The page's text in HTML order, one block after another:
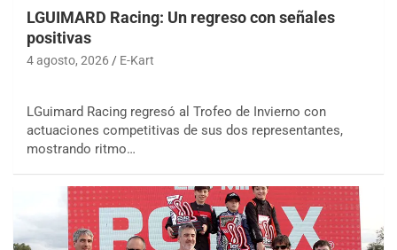
LGUIMARD Racing: Un regreso con señales
positivas
4 agosto, 2026 E-Kart
LGuimard Racing regresó al Trofeo de Invierno con
actuaciones competitivas de sus dos representantes,
mostrando ritmo…